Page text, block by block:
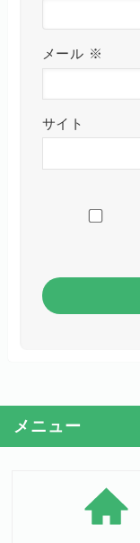
メール ※
サイト
メニュー